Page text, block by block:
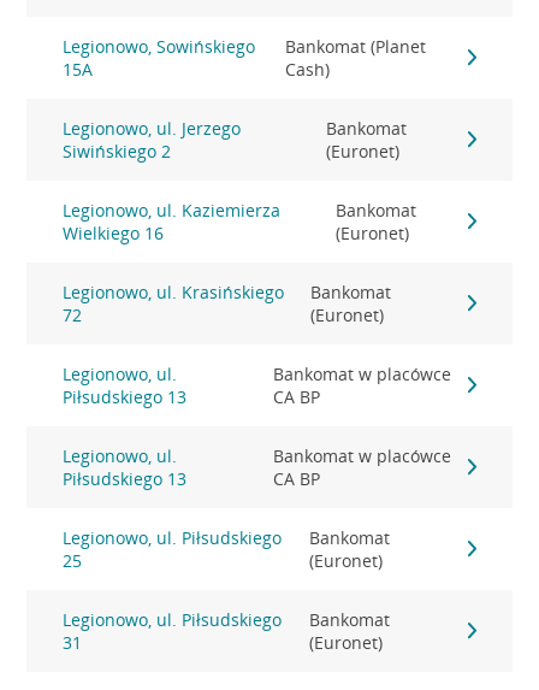
Legionowo, Sowińskiego
15A
Bankomat (Planet
Cash)
Legionowo, ul. Jerzego
Siwińskiego 2
Bankomat
(Euronet)
Legionowo, ul. Kaziemierza
Wielkiego 16
Bankomat
(Euronet)
Legionowo, ul. Krasińskiego
72
Bankomat
(Euronet)
Legionowo, ul.
Piłsudskiego 13
Bankomat w placówce
CA BP
Legionowo, ul.
Piłsudskiego 13
Bankomat w placówce
CA BP
Legionowo, ul. Piłsudskiego
25
Bankomat
(Euronet)
Legionowo, ul. Piłsudskiego
31
Bankomat
(Euronet)